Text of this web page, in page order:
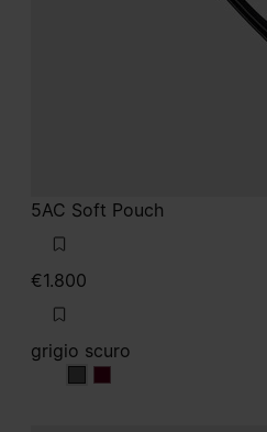
5AC Soft Pouch
€1.800
grigio scuro
grigio scuro
grigio scuro